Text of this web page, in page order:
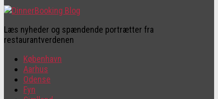
Læs nyheder og spændende portrætter fra
restaurantverdenen
København
Aarhus
Odense
Fyn